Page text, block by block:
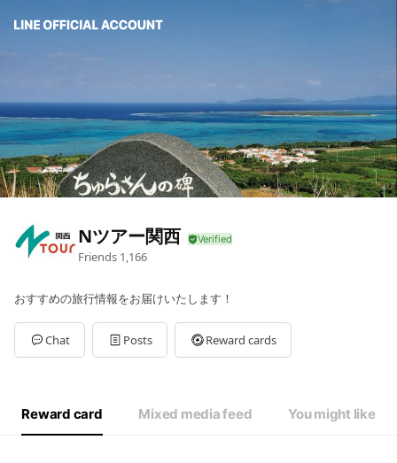
Nツアー関西
Friends 1,166
おすすめの旅行情報をお届けいたします！
Chat Posts Reward cards
Reward card Mixed media feed You might like